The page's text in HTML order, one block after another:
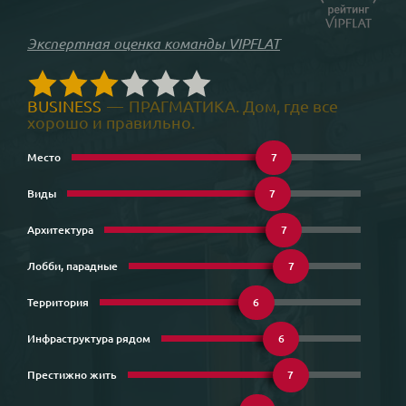
Экспертная оценка команды VIPFLAT
BUSINESS — ПРАГМАТИКА. Дом, где все
хорошо и правильно.
Место 7
Виды 7
Архитектура 7
Лобби, парадные 7
Территория 6
Инфраструктура рядом 6
Престижно жить 7